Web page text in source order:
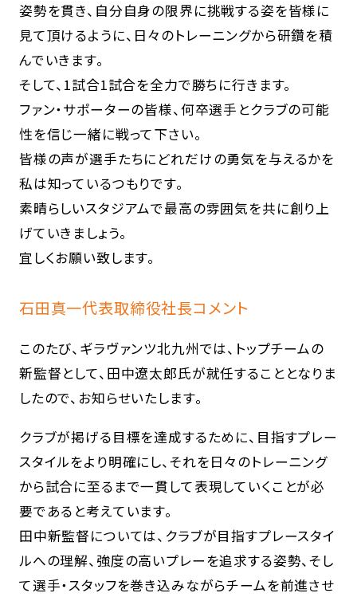
姿勢を貫き、自分自身の限界に挑戦する姿を皆様に
見て頂けるように、日々のトレーニングから研鑽を積
んでいきます。
そして、1試合1試合を全力で勝ちに行きます。
ファン・サポーターの皆様、何卒選手とクラブの可能
性を信じ一緒に戦って下さい。
皆様の声が選手たちにどれだけの勇気を与えるかを
私は知っているつもりです。
素晴らしいスタジアムで最高の雰囲気を共に創り上
げていきましょう。
宜しくお願い致します。
石田真一代表取締役社長コメント
このたび、ギラヴァンツ北九州では、トップチームの
新監督として、田中遼太郎氏が就任することとなりま
したので、お知らせいたします。
クラブが掲げる目標を達成するために、目指すプレー
スタイルをより明確にし、それを日々のトレーニング
から試合に至るまで一貫して表現していくことが必
要であると考えています。
田中新監督については、クラブが目指すプレースタイ
ルへの理解、強度の高いプレーを追求する姿勢、そし
て選手・スタッフを巻き込みながらチームを前進させ